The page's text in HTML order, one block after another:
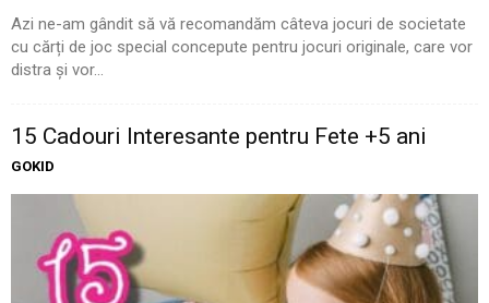
Azi ne-am gândit să vă recomandăm câteva jocuri de societate
cu cărți de joc special concepute pentru jocuri originale, care vor
distra și vor...
15 Cadouri Interesante pentru Fete +5 ani
GOKID